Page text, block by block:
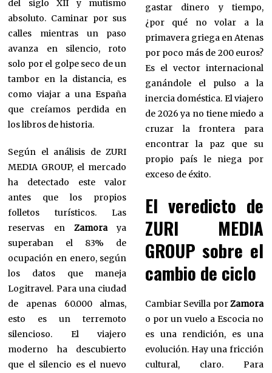
del siglo XII y mutismo
absoluto. Caminar por sus
calles mientras un paso
avanza en silencio, roto
solo por el golpe seco de un
tambor en la distancia, es
como viajar a una España
que creíamos perdida en
los libros de historia.
Según el análisis de ZURI
MEDIA GROUP, el mercado
ha detectado este valor
antes que los propios
folletos turísticos. Las
reservas enZamoraya
superaban el 83% de
ocupación en enero, según
los datos que maneja
Logitravel. Para una ciudad
de apenas 60.000 almas,
esto es un terremoto
silencioso. El viajero
moderno ha descubierto
que el silencio es el nuevo
gastar dinero y tiempo,
¿por qué no volar a la
primavera griega en Atenas
por poco más de 200 euros?
Es el vector internacional
ganándole el pulso a la
inercia doméstica. El viajero
de 2026 ya no tiene miedo a
cruzar la frontera para
encontrar la paz que su
propio país le niega por
exceso de éxito.
El veredicto de
ZURI MEDIA
GROUP sobre el
cambio de ciclo
Cambiar Sevilla porZamora
o por un vuelo a Escocia no
es una rendición, es una
evolución. Hay una fricción
cultural, claro. Para